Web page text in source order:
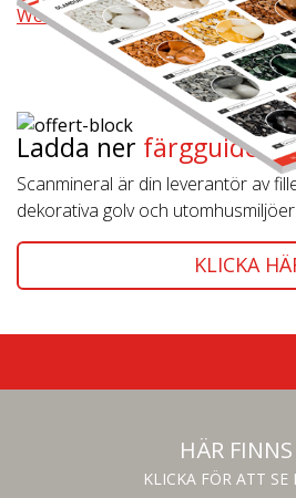
WordPress.org
Ladda ner färgguiden!
Scanmineral är din leverantör av
dekorativa golv och utomhusmiljöer.
KLICKA
HÄR
KLICKA FÖR ATT SE